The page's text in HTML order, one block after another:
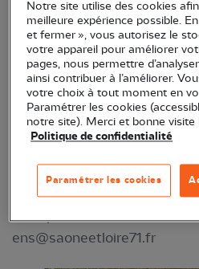
Par Pierre Aghetti, en
Département de la Saône-
Apprenez à identifier les
indices laissés par les
Empreintes, fèces, restes
sont autant d’indices que
interpréter et à reconnaître
RDV à 9 h 30 au parking de
Inscription au 03 85 39 56
ens@saoneetloire71.fr
Notre site utilise des cookies
meilleure expérience possible.
et fermer », vous autorisez le
votre appareil pour améliorer
pages, nous permettre
ainsi contribuer à l’améliorer.
votre choix à tout moment en
Paramétrer les cookies
notre site). Merci et bonne visite
Politique de confidentialité
Paramétrer les cookies